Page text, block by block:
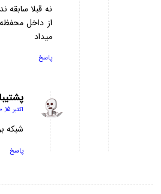
نه قبلا سابقه
از داخل
میداد
پاسخ
گفته:اکتبر 15, 2020 در 6:36 ب.ظ
شبکه
پاسخ